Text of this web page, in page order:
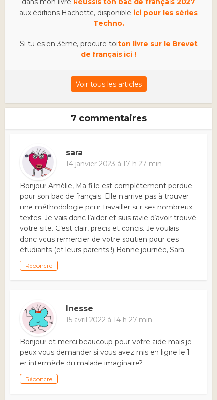
dans mon livre Réussis ton bac de français 2027
aux éditions Hachette, disponible ici pour les séries
Techno.
Si tu es en 3ème, procure-toiton livre sur le Brevet
de français ici !
Voir tous les articles
7 commentaires
sara
14 janvier 2023 à 17 h 27 min
Bonjour Amélie, Ma fille est complètement perdue
pour son bac de français. Elle n’arrive pas à trouver
une méthodologie pour travailler sur ses nombreux
textes. Je vais donc l’aider et suis ravie d’avoir trouvé
votre site. C’est clair, précis et concis. Je voulais
donc vous remercier de votre soutien pour des
étudiants (et leurs parents !) Bonne journée, Sara
Répondre
Inesse
15 avril 2022 à 14 h 27 min
Bonjour et merci beaucoup pour votre aide mais je
peux vous demander si vous avez mis en ligne le 1
er intermède du malade imaginaire?
Répondre